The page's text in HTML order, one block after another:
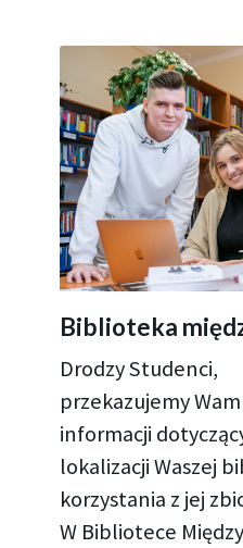
Biblioteka
Drodzy Studenci,
przekazujemy
informacji
lokalizacji Waszej
korzystania z jej
W Bibliotece